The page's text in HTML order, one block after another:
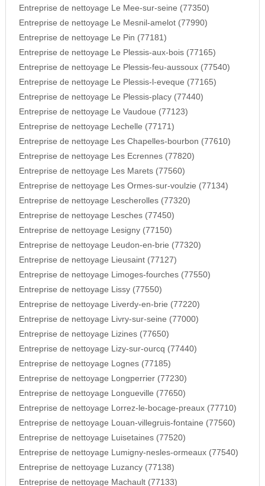
Entreprise de nettoyage Le Mee-sur-seine (77350)
Entreprise de nettoyage Le Mesnil-amelot (77990)
Entreprise de nettoyage Le Pin (77181)
Entreprise de nettoyage Le Plessis-aux-bois (77165)
Entreprise de nettoyage Le Plessis-feu-aussoux (77540)
Entreprise de nettoyage Le Plessis-l-eveque (77165)
Entreprise de nettoyage Le Plessis-placy (77440)
Entreprise de nettoyage Le Vaudoue (77123)
Entreprise de nettoyage Lechelle (77171)
Entreprise de nettoyage Les Chapelles-bourbon (77610)
Entreprise de nettoyage Les Ecrennes (77820)
Entreprise de nettoyage Les Marets (77560)
Entreprise de nettoyage Les Ormes-sur-voulzie (77134)
Entreprise de nettoyage Lescherolles (77320)
Entreprise de nettoyage Lesches (77450)
Entreprise de nettoyage Lesigny (77150)
Entreprise de nettoyage Leudon-en-brie (77320)
Entreprise de nettoyage Lieusaint (77127)
Entreprise de nettoyage Limoges-fourches (77550)
Entreprise de nettoyage Lissy (77550)
Entreprise de nettoyage Liverdy-en-brie (77220)
Entreprise de nettoyage Livry-sur-seine (77000)
Entreprise de nettoyage Lizines (77650)
Entreprise de nettoyage Lizy-sur-ourcq (77440)
Entreprise de nettoyage Lognes (77185)
Entreprise de nettoyage Longperrier (77230)
Entreprise de nettoyage Longueville (77650)
Entreprise de nettoyage Lorrez-le-bocage-preaux (77710)
Entreprise de nettoyage Louan-villegruis-fontaine (77560)
Entreprise de nettoyage Luisetaines (77520)
Entreprise de nettoyage Lumigny-nesles-ormeaux (77540)
Entreprise de nettoyage Luzancy (77138)
Entreprise de nettoyage Machault (77133)